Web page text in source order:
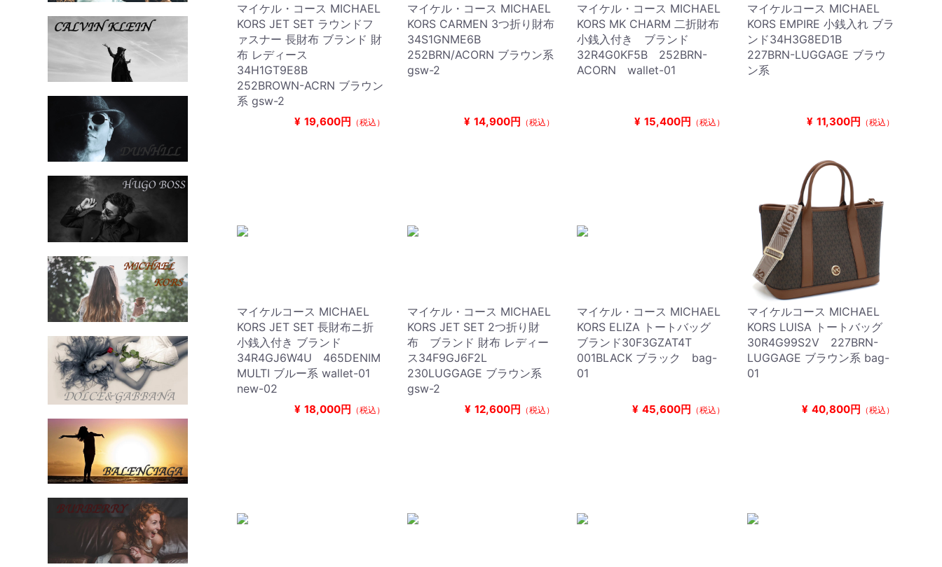
マイケル・コース MICHAEL
KORS JET SET ラウンドフ
ァスナー 長財布 ブランド 財
布 レディース
34H1GT9E8B
252BROWN-ACRN ブラウン
系 gsw-2
¥ 19,600円 （税込）
マイケル・コース MICHAEL
KORS CARMEN 3つ折り財布
34S1GNME6B
252BRN/ACORN ブラウン系
gsw-2
¥ 14,900円 （税込）
マイケル・コース MICHAEL
KORS MK CHARM 二折財布
小銭入付き ブランド
32R4G0KF5B 252BRN-
ACORN wallet-01
¥ 15,400円 （税込）
マイケルコース MICHAEL
KORS EMPIRE 小銭入れ ブラ
ンド34H3G8ED1B
227BRN-LUGGAGE ブラウ
ン系
¥ 11,300円 （税込）
マイケルコース MICHAEL
KORS JET SET 長財布ニ折
小銭入付き ブランド
34R4GJ6W4U 465DENIM
MULTI ブルー系 wallet-01
new-02
¥ 18,000円 （税込）
マイケル・コース MICHAEL
KORS JET SET 2つ折り財
布 ブランド 財布 レディー
ス34F9GJ6F2L
230LUGGAGE ブラウン系
gsw-2
¥ 12,600円 （税込）
マイケル・コース MICHAEL
KORS ELIZA トートバッグ
ブランド30F3GZAT4T
001BLACK ブラック bag-
01
¥ 45,600円 （税込）
マイケルコース MICHAEL
KORS LUISA トートバッグ
30R4G99S2V 227BRN-
LUGGAGE ブラウン系 bag-
01
¥ 40,800円 （税込）